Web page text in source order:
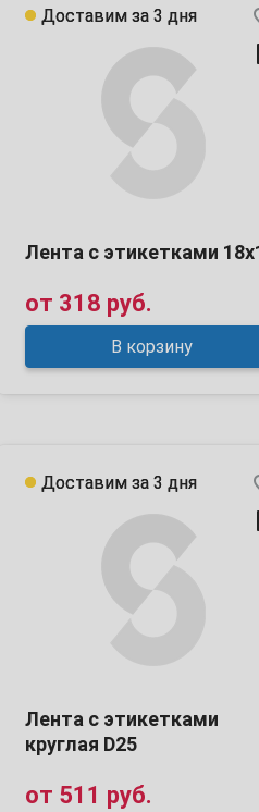
Лента с этикетками
от 318 руб.
Доставим за 3 дня
Доставим за 3 дня
В корзину
Лента с этикетками
круглая D25
от 511 руб.
Доставим за 3 дня
Доставим за 3 дня